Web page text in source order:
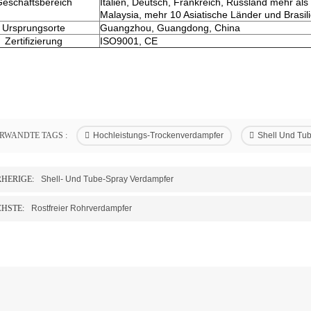
Malaysia, mehr 10 Asiatische Länder und
Ursprungsorte
Guangzhou, Guangdong, China
Zertifizierung
ISO9001, CE
TAGS : Hochleistungs-Trockenverdampfer Shell Und
Shell- Und Tube-Spray Verdampfer
Rostfreier Rohrverdampfer